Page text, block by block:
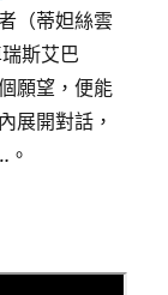
（蒂妲絲雲
斯艾巴
願望，便能
展開對話，